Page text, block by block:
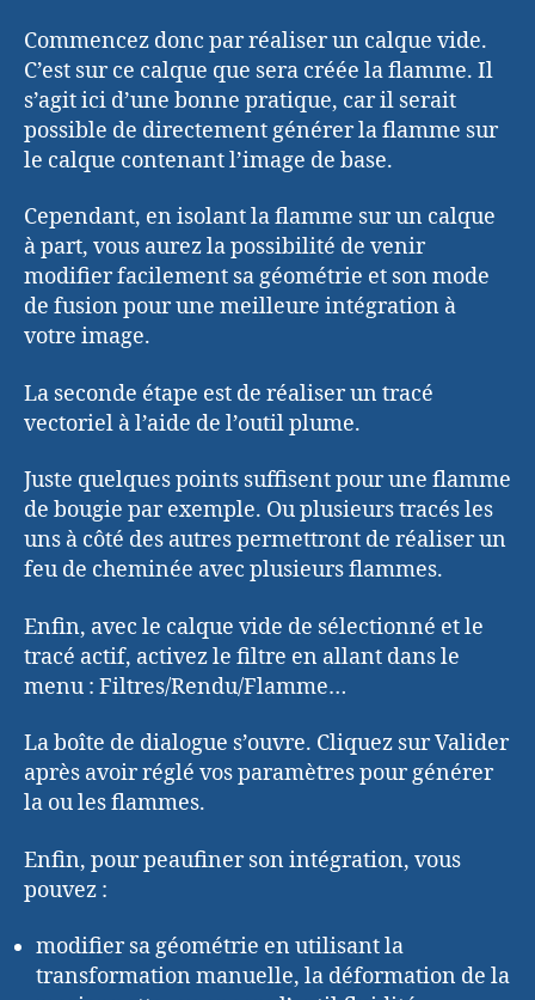
Commencez donc par réaliser un calque vide.
C’est sur ce calque que sera créée la flamme. Il
s’agit ici d’une bonne pratique, car il serait
possible de directement générer la flamme sur
le calque contenant l’image de base.
Cependant, en isolant la flamme sur un calque
à part, vous aurez la possibilité de venir
modifier facilement sa géométrie et son mode
de fusion pour une meilleure intégration à
votre image.
La seconde étape est de réaliser un tracé
vectoriel à l’aide de l’outil plume.
Juste quelques points suffisent pour une flamme
de bougie par exemple. Ou plusieurs tracés les
uns à côté des autres permettront de réaliser un
feu de cheminée avec plusieurs flammes.
Enfin, avec le calque vide de sélectionné et le
tracé actif, activez le filtre en allant dans le
menu : Filtres/Rendu/Flamme…
La boîte de dialogue s’ouvre. Cliquez sur Valider
après avoir réglé vos paramètres pour générer
la ou les flammes.
Enfin, pour peaufiner son intégration, vous
pouvez :
modifier sa géométrie en utilisant la
transformation manuelle, la déformation de la